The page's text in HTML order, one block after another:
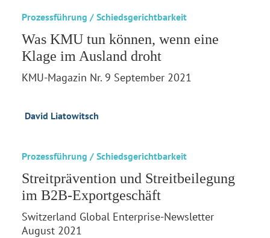
Prozessführung / Schiedsgerichtbarkeit
Was KMU tun können, wenn eine
Klage im Ausland droht
KMU-Magazin Nr. 9 September 2021
David Liatowitsch
Prozessführung / Schiedsgerichtbarkeit
Streitprävention und Streitbeilegung
im B2B-Exportgeschäft
Switzerland Global Enterprise-Newsletter
August 2021